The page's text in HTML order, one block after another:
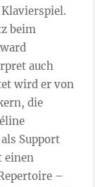
beim
auch
wird er von
die
Support
einen
–